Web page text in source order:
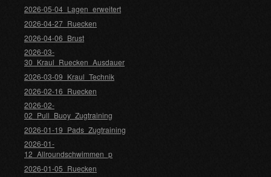
2026-05-04_Lagen_erweitert
2026-04-27_Ruecken
2026-04-06_Brust
2026-03-
30_Kraul_Ruecken_Ausdauer
2026-03-09_Kraul_Technik
2026-02-16_Ruecken
2026-02-
02_Pull_Buoy_Zugtraining
2026-01-19_Pads_Zugtraining
2026-01-
12_Allroundschwimmen_p
2026-01-05_Ruecken